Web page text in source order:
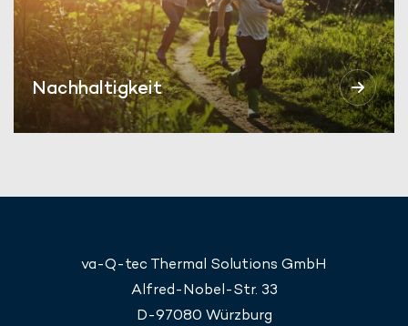
Nachhaltigkeit
va-Q-tec Thermal Solutions GmbH
Alfred-Nobel-Str. 33
D-97080 Würzburg